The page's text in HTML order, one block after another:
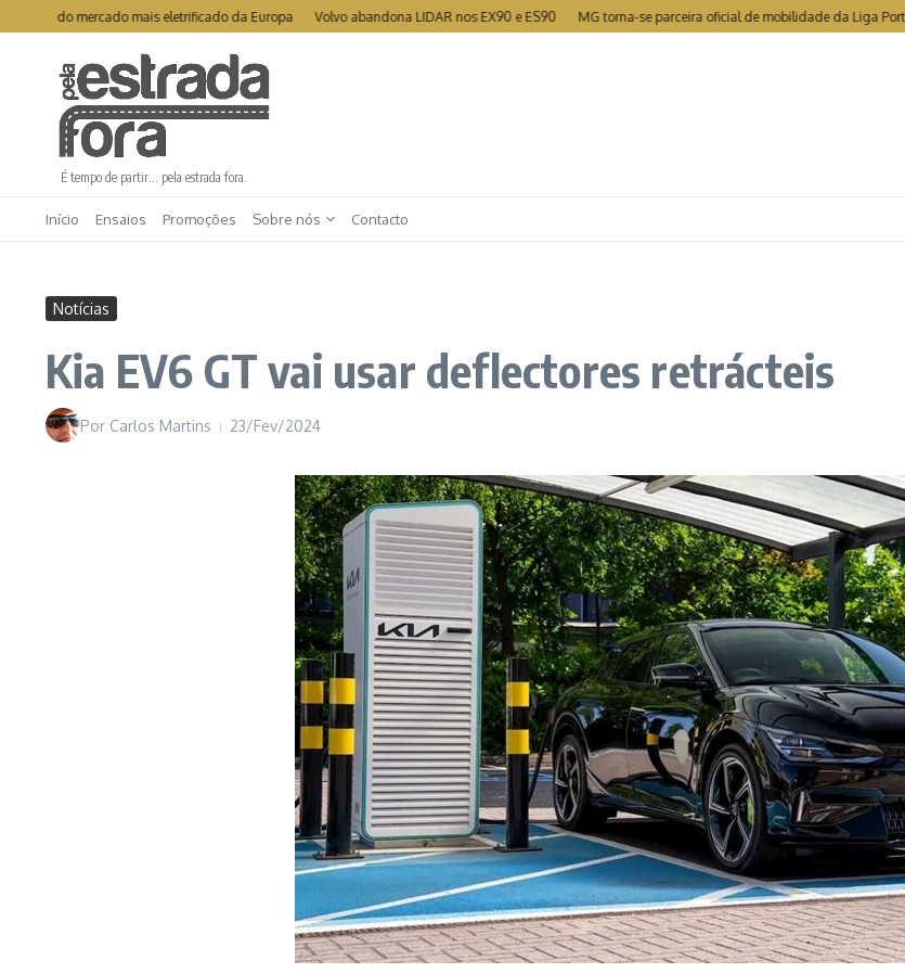
Ir para o conteúdo
mercado mais eletrificado da Europa Volvo abandona LIDAR nos EX90 e ES90 MG torna-se parceira oficial de mobilidade da Liga Portugal
É tempo de partir… pela estrada fora.
Início Ensaios Promoções Sobre nós Contacto
Notícias
Kia EV6 GT vai usar deflectores retrácteis
Por Carlos Martins 23/Fev/2024